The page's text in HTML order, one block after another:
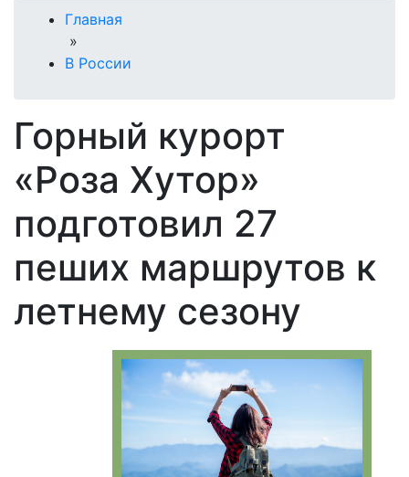
Главная
»
В России
Горный курорт
«Роза Хутор»
подготовил 27
пеших маршрутов к
летнему сезону